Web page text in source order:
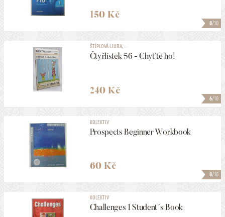
8/10
150 Kč
6/10
ŠTÍPLOVÁ LJUBA, ...
Čtyřlístek 56 - Chyťte ho!
240 Kč
8/10
KOLEKTIV
Prospects Beginner Workbook
60 Kč
KOLEKTIV
Challenges 1 Student´s Book